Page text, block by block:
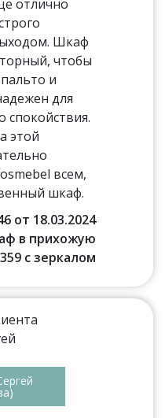
отлично
Шкаф
чтобы
и
для
спокойствия.
этой
всем,
шкаф.
от 18.03.2024
в прихожую
с зеркалом